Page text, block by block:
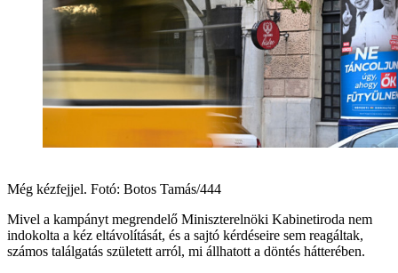
Még kézfejjel. Fotó: Botos Tamás/444
Mivel a kampányt megrendelő Miniszterelnöki Kabinetiroda nem
indokolta a kéz eltávolítását, és a sajtó kérdéseire sem reagáltak,
számos találgatás született arról, mi állhatott a döntés hátterében.